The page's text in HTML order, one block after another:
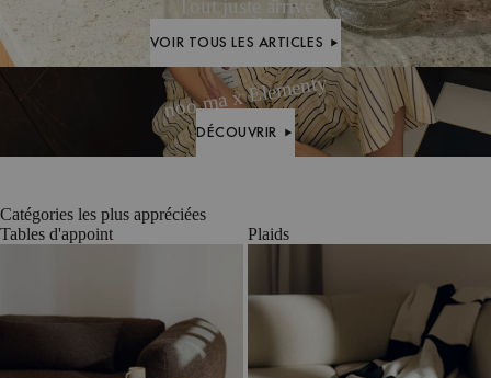
laine
Tout juste arrivé
VOIR TOUS LES ARTICLES
noo.ma x Elementy
DÉCOUVRIR
Catégories les plus appréciées
Tables d'appoint
Plaids